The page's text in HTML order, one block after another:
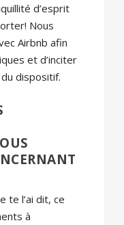
d’esprit
Nous
Airbnb afin
et d’inciter
du dispositif.
te l’ai dit, ce
à